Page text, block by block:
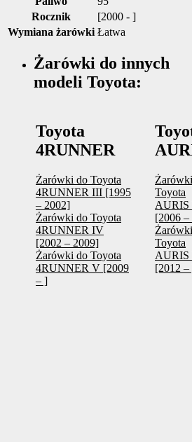
Rocznik
[2000 - ]
Wymiana żarówki Łatwa
Żarówki do innych
modeli Toyota:
Toyota
4RUNNER
Żarówki do Toyota
4RUNNER III [1995
– 2002]
Żarówki do Toyota
4RUNNER IV
[2002 – 2009]
Żarówki do Toyota
4RUNNER V [2009
– ]
Toyota
AURIS
[2006 –
Toyota
AURIS
[2012 –